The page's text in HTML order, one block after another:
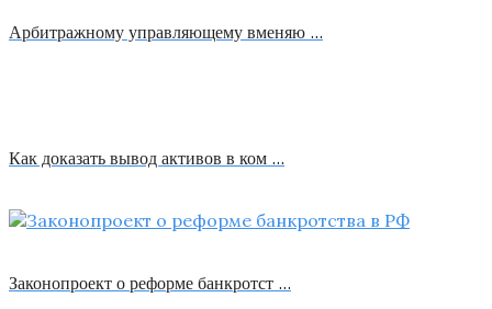
Арбитражному управляющему вменяю …
Как доказать вывод активов в ком …
Законопроект о реформе банкротст …